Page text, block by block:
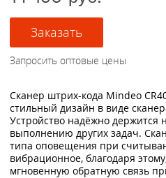
Сканер штрих-кода Mindeo
стильный дизайн в виде
Устройство надёжно держится
выполнению других задач.
типа оповещения при
вибрационное, благодаря
мгновенную обратную связь